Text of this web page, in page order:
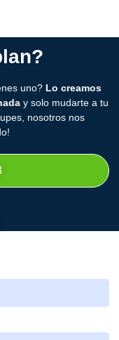
uno? Lo creamos
y solo mudarte a tu
nosotros nos